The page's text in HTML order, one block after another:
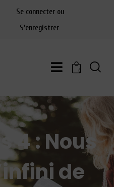
Se connecter ou
S'enregistrer
0
4 : Nous
de